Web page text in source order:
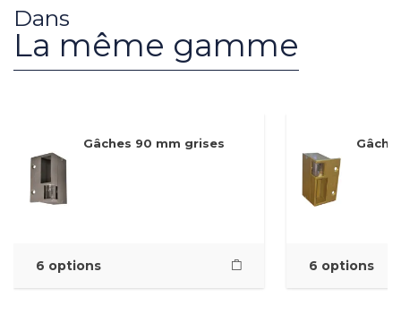
Dans
La même gamme
Gâches 90 mm grises
6 options 6 options